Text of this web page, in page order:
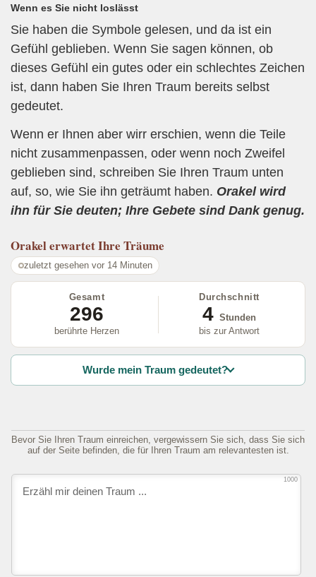
Wenn es Sie nicht loslässt
Sie haben die Symbole gelesen, und da ist ein
Gefühl geblieben. Wenn Sie sagen können, ob
dieses Gefühl ein gutes oder ein schlechtes Zeichen
ist, dann haben Sie Ihren Traum bereits selbst
gedeutet.
Wenn er Ihnen aber wirr erschien, wenn die Teile
nicht zusammenpassen, oder wenn noch Zweifel
geblieben sind, schreiben Sie Ihren Traum unten
auf, so, wie Sie ihn geträumt haben. Orakel wird
ihn für Sie deuten; Ihre Gebete sind Dank genug.
Orakelerwartet Ihre Träume
zuletzt gesehen vor 14 Minuten
Gesamt
296
berührte Herzen
Durchschnitt
4 Stunden
bis zur Antwort
Wurde mein Traum gedeutet?
Bevor Sie Ihren Traum einreichen, vergewissern Sie sich, dass Sie sich
auf der Seite befinden, die für Ihren Traum am relevantesten ist.
1000